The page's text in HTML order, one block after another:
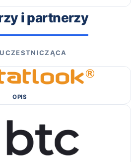
i partnerzy
OPIS